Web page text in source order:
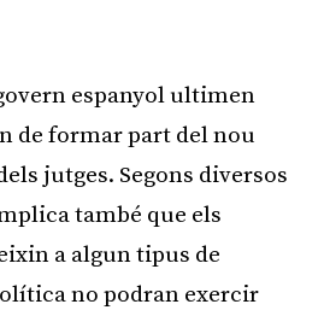
espanyol ultimen
de formar part del nou
jutges. Segons diversos
també que els
a algun tipus de
no podran exercir